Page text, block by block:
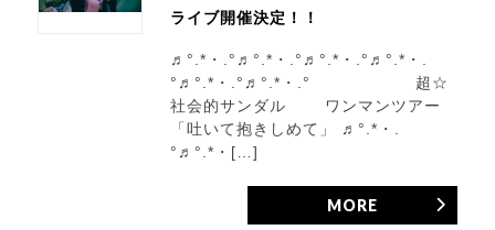
ライブ開催決定！！
♬°.*・.°♬°.*・.°♬°.*・.°♬°.*・.
°♬°.*・.°♬°.*・.° 超☆
社会的サンダル ワンマンツアー
「吐いて抱きしめて」 ♬°.*・.
°♬°.*・[…]
MORE